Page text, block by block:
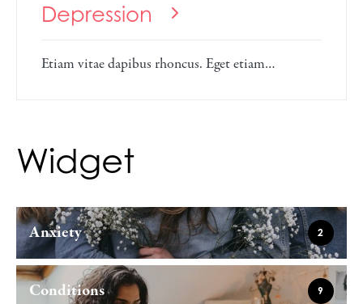
Depression
Etiam vitae dapibus rhoncus. Eget etiam…
Widget
Anxiety 2
Conditions 9